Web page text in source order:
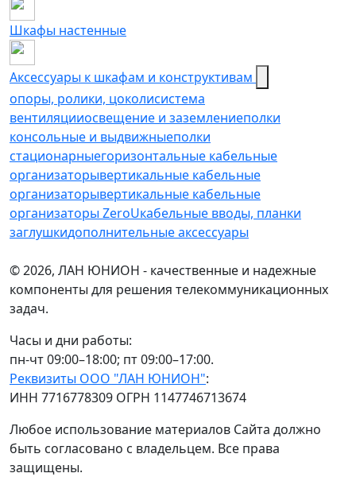
Шкафы настенные
Аксессуары к шкафам и конструктивам
опоры, ролики, цоколиcистема
вентиляцииосвещение и заземлениеполки
консольные и выдвижныеполки
стационарныегоризонтальные кабельные
организаторывертикальные кабельные
организаторывертикальные кабельные
организаторы ZeroUкабельные вводы, планки
заглушкидополнительные аксессуары
© 2026, ЛАН ЮНИОН - качественные и надежные
компоненты для решения телекоммуникационных
задач.
Часы и дни работы:
пн-чт 09:00–18:00; пт 09:00–17:00.
Реквизиты ООО "ЛАН ЮНИОН":
ИНН 7716778309 ОГРН 1147746713674
Любое использование материалов Сайта должно
быть согласовано с владельцем. Все права
защищены.